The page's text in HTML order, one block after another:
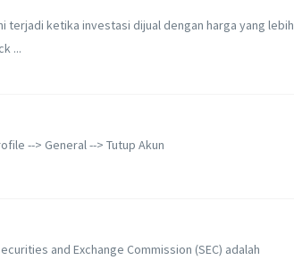
terjadi ketika investasi dijual dengan harga yang lebih
...
--> General --> Tutup Akun
and Exchange Commission (SEC) adalah